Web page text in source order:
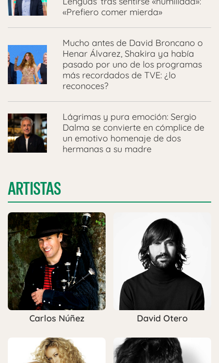
«Prefiero comer mierda»
Mucho antes de David Broncano o
Henar Álvarez, Shakira ya había
pasado por uno de los programas
más recordados de TVE: ¿lo
reconoces?
Lágrimas y pura emoción: Sergio
Dalma se convierte en cómplice de
un emotivo homenaje de dos
hermanas a su madre
ARTISTAS
Carlos Núñez David Otero